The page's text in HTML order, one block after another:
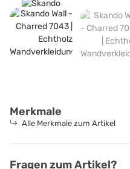
Merkmale
Alle Merkmale zum Artikel
Fragen zum Artikel?